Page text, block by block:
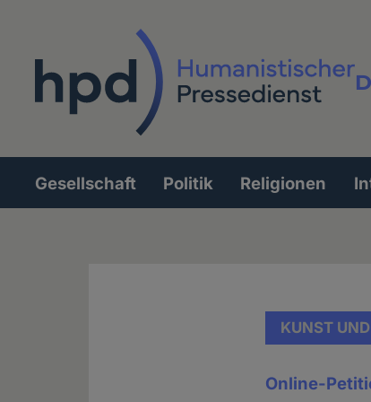
Hauptnavigation
Gesellschaft Politik Religionen
KUNST
Online-